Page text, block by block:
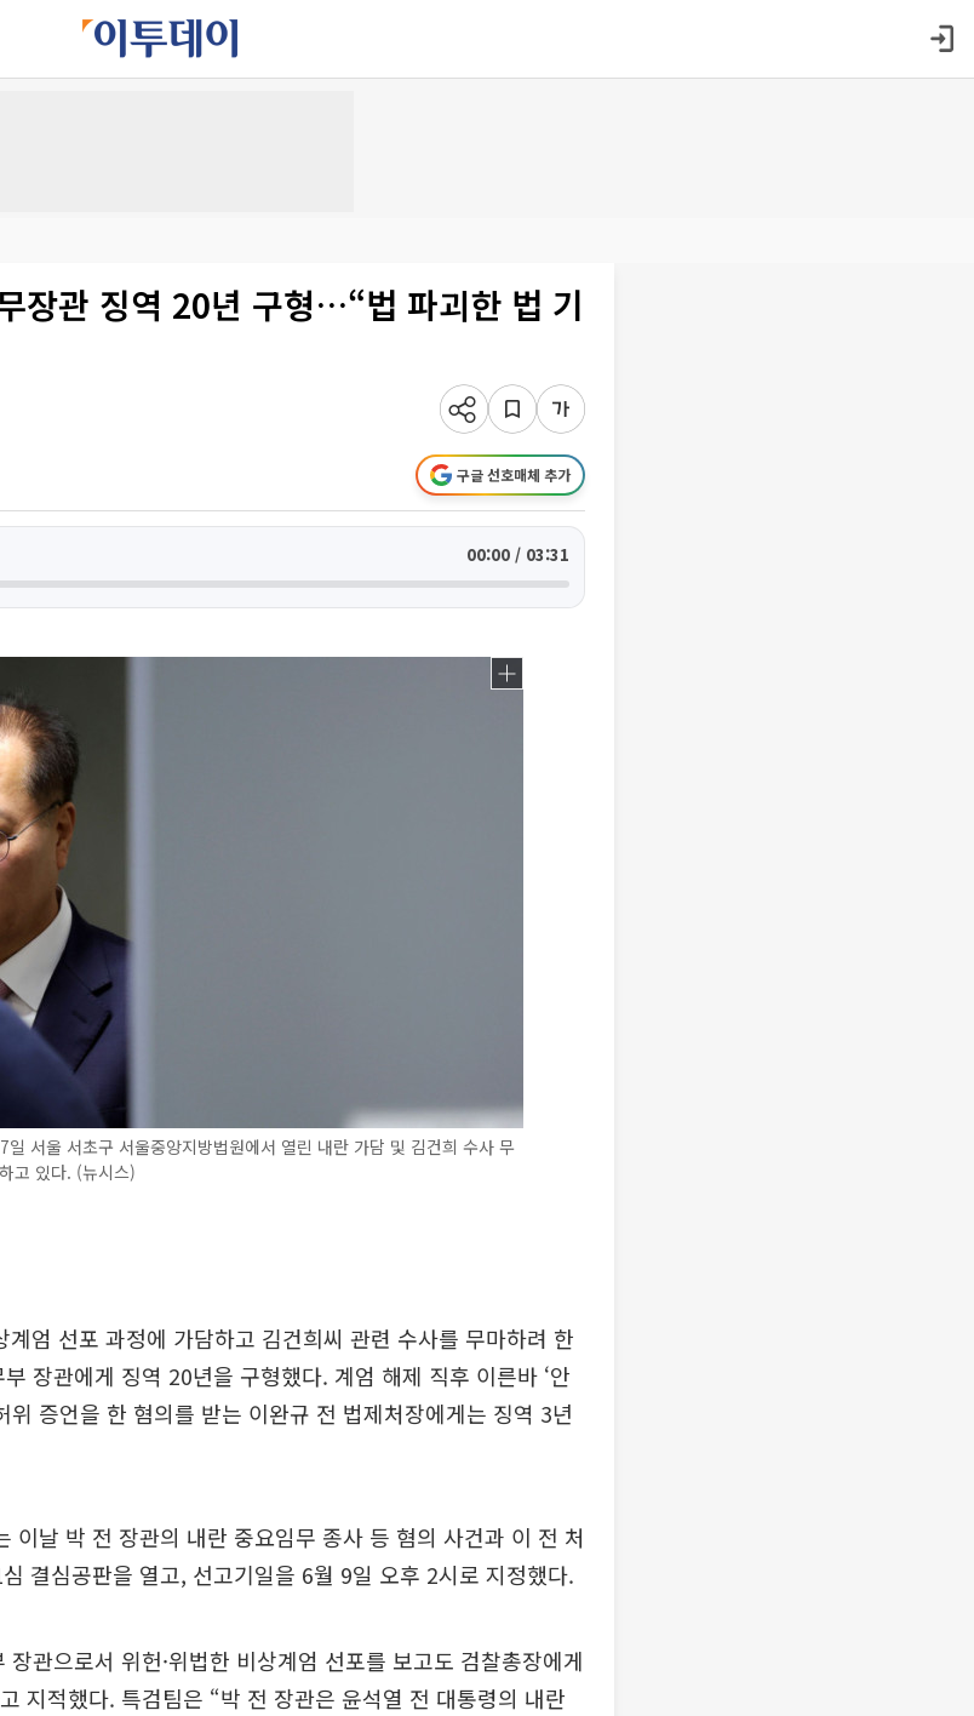
장관 징역 20년 구형…“법 파괴한 법 기
구글 선호매체 추가
00:00 / 03:31
서울 서초구 서울중앙지방법원에서 열린 내란 가담 및 김건희 수사 무
고 있다. (뉴시스)
계엄 선포 과정에 가담하고 김건희씨 관련 수사를 무마하려 한
장관에게 징역 20년을 구형했다. 계엄 해제 직후 이른바 ‘안
위 증언을 한 혐의를 받는 이완규 전 법제처장에게는 징역 3년
이날 박 전 장관의 내란 중요임무 종사 등 혐의 사건과 이 전 처
결심공판을 열고, 선고기일을 6월 9일 오후 2시로 지정했다.
관으로서 위헌·위법한 비상계엄 선포를 보고도 검찰총장에게
지적했다. 특검팀은 “박 전 장관은 윤석열 전 대통령의 내란